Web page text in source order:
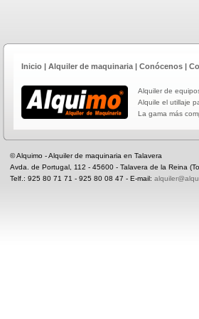
Inicio| Alquiler de maquinaria | Conócenos|
Alquiler de
Alquile el utillaje
La gama más
© Alquimo - Alquiler de maquinaria en Talavera
Avda. de Portugal, 112 - 45600 - Talavera de la Reina
Telf.: 925 80 71 71 - 925 80 08 47 - E-mail: